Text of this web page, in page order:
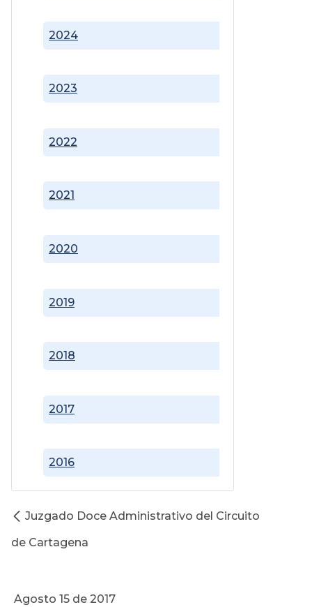
2016
2017
2018
2019
2020
2021
2022
2023
2024
Juzgado Doce Administrativo del Circuito
de Cartagena
Agosto 15 de 2017